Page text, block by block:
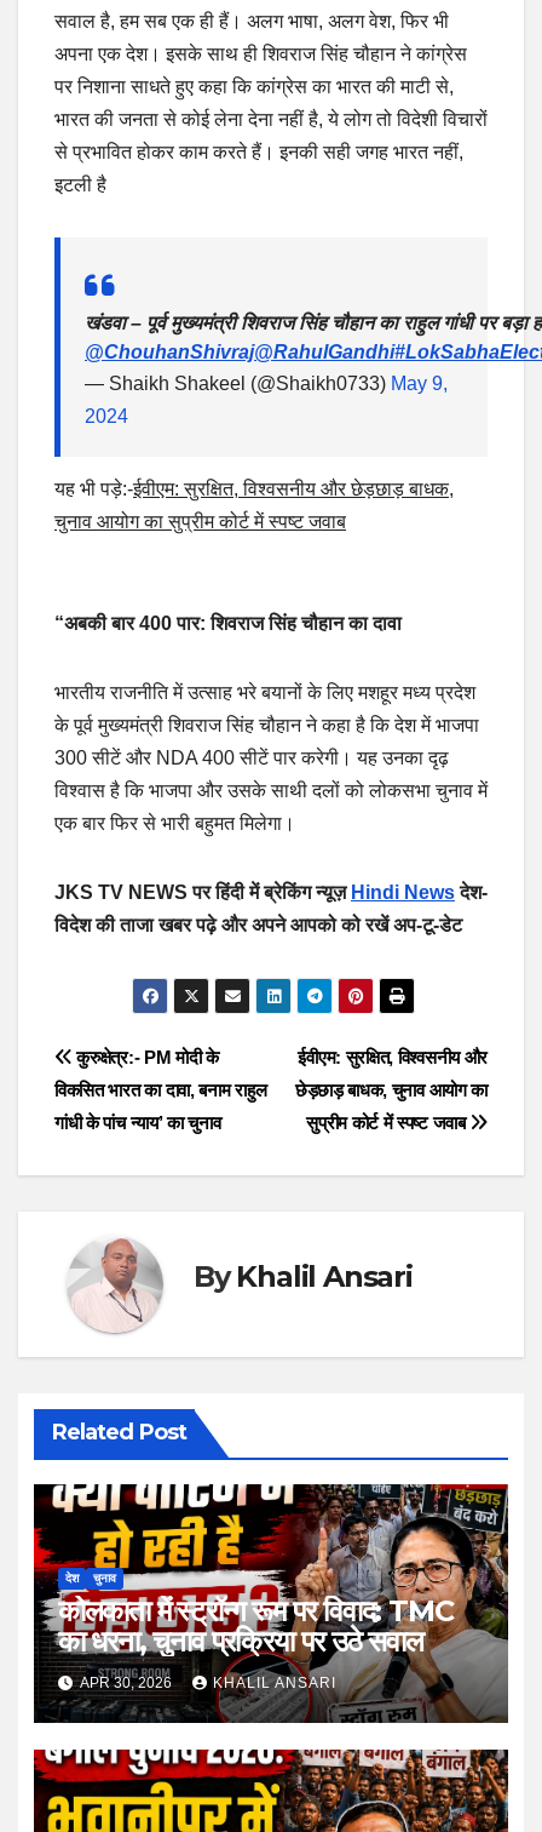
सवाल है, हम सब एक ही हैं। अलग भाषा, अलग वेश, फिर भी
अपना एक देश। इसके साथ ही शिवराज सिंह चौहान ने कांग्रेस
पर निशाना साधते हुए कहा कि कांग्रेस का भारत की माटी से,
भारत की जनता से कोई लेना देना नहीं है, ये लोग तो विदेशी विचारों
से प्रभावित होकर काम करते हैं। इनकी सही जगह भारत नहीं,
इटली है
खंडवा – पूर्व मुख्यमंत्री शिवराज सिंह चौहान का राहुल गांधी पर
@ChouhanShivraj@RahulGandhi
— Shaikh Shakeel (@Shaikh0733) May 9,
2024
यह भी पड़े:-ईवीएम: सुरक्षित, विश्वसनीय और छेड़छाड़ बाधक,
चुनाव आयोग का सुप्रीम कोर्ट में स्‍पष्‍ट जवाब
“अबकी बार 400 पार: शिवराज सिंह चौहान का दावा
भारतीय राजनीति में उत्साह भरे बयानों के लिए मशहूर मध्य प्रदेश
के पूर्व मुख्यमंत्री शिवराज सिंह चौहान ने कहा है कि देश में भाजपा
300 सीटें और NDA 400 सीटें पार करेगी। यह उनका दृढ़
विश्वास है कि भाजपा और उसके साथी दलों को लोकसभा चुनाव में
एक बार फिर से भारी बहुमत मिलेगा।
JKS TV NEWS पर हिंदी में ब्रेकिंग न्यूज़ Hindi Newsदेश-
विदेश की ताजा खबर पढ़े और अपने आपको को रखें अप-टू-डेट
Post
navigation
ईवीएम: सुरक्षित, विश्वसनीय और
छेड़छाड़ बाधक, चुनाव आयोग का
सुप्रीम कोर्ट में स्‍पष्‍ट जवाब
कुरुक्षेत्र:- PM मोदी के
विकसित भारत का दावा, बनाम राहुल
गांधी के पांच न्याय’ का चुनाव
ByKhalil Ansari
Related Post
देश चुनाव
कोलकाता में स्ट्रॉन्ग रूम पर विवाद: TMC
का धरना, चुनाव प्रक्रिया पर उठे सवाल
APR 30, 2026 KHALIL ANSARI